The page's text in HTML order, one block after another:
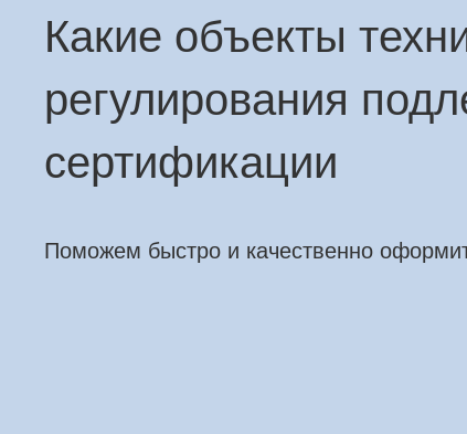
Какие объекты
регулирования
сертификации
Поможем быстро и качественно